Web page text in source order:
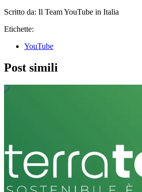
Scritto da: Il Team YouTube in Italia
Etichette:
YouTube
Post simili